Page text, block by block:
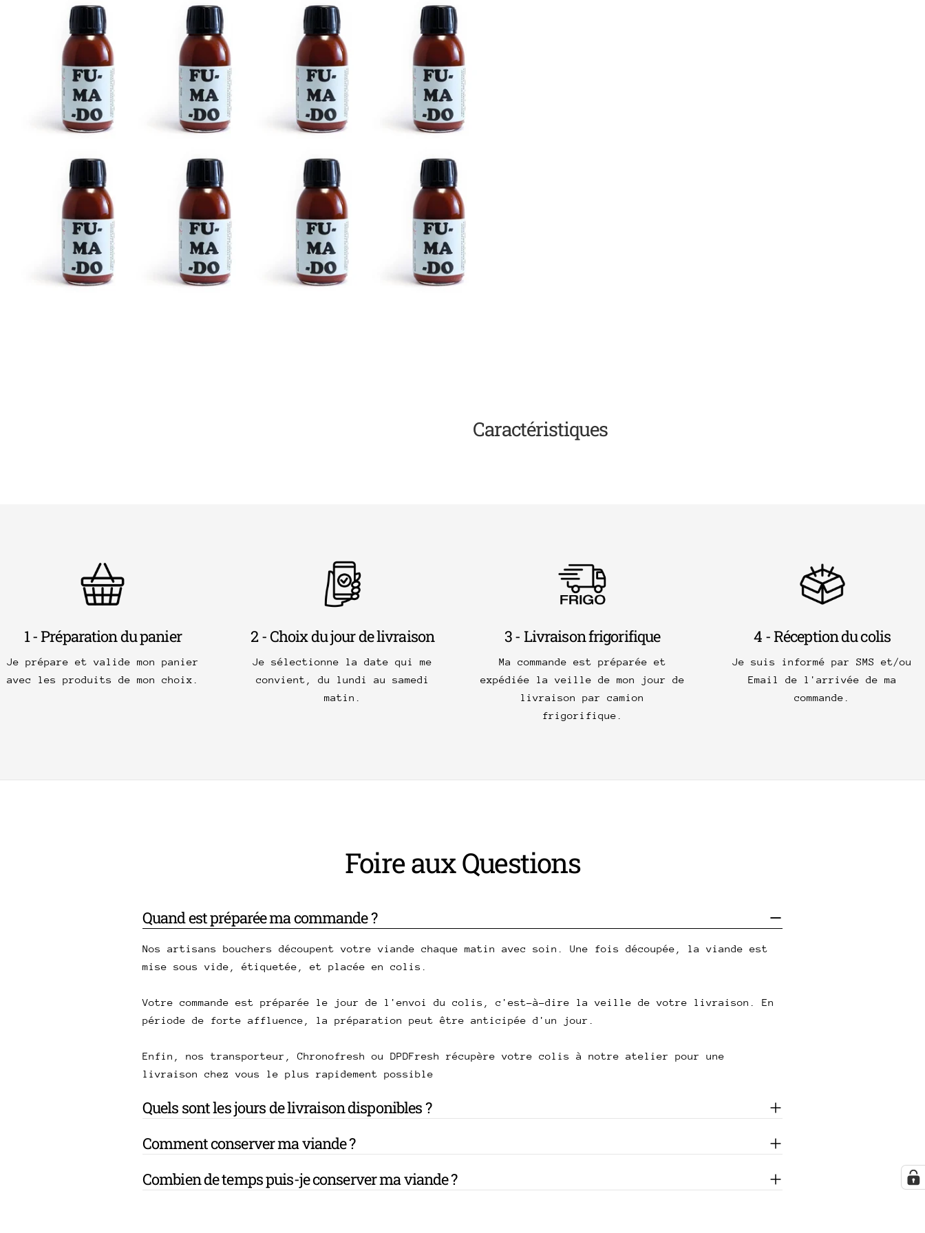
le média 1 en mode modal
Caractéristiques
1 - Préparation du panier
Je prépare et valide mon panier
avec les produits de mon choix.
2 - Choix du jour de livraison
Je sélectionne la date qui me
convient, du lundi au samedi
matin.
3 - Livraison frigorifique
Ma commande est préparée et
expédiée la veille de mon jour de
livraison par camion
frigorifique.
4 - Réception du colis
Je suis informé par SMS et/ou
Email de l'arrivée de ma
commande.
Foire aux Questions
Quand est préparée ma commande ?
Nos artisans bouchers découpent votre viande chaque matin avec soin. Une fois découpée, la viande est
mise sous vide, étiquetée, et placée en colis.
Votre commande est préparée le jour de l'envoi du colis, c'est-à-dire la veille de votre livraison. En
période de forte affluence, la préparation peut être anticipée d'un jour.
Enfin, nos transporteur, Chronofresh ou DPDFresh récupère votre colis à notre atelier pour une
livraison chez vous le plus rapidement possible
Quels sont les jours de livraison disponibles ?
Comment conserver ma viande ?
Combien de temps puis-je conserver ma viande ?